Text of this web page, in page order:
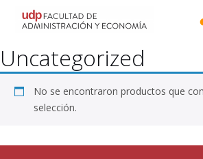
Uncategorized
No se encontraron productos que
selección.